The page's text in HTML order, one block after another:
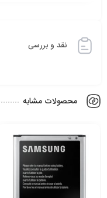
نقد و بررسی
محصولات مشابه